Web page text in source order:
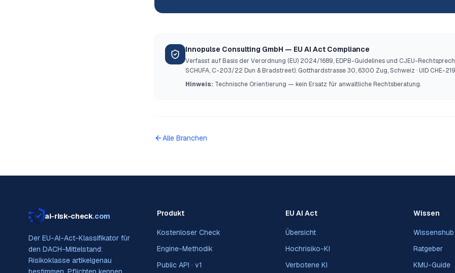
Innopulse Consulting GmbH — EU AI Act Compliance
Verfasst auf Basis der Verordnung (EU) 2024/1689, EDPB-Guidelines und CJEU-
SCHUFA, C-203/22 Dun & Bradstreet). Gotthardstrasse 30, 6300 Zug, Schweiz · UID CHE-
Hinweis: Technische Orientierung — kein Ersatz für anwaltliche Rechtsberatung.
Alle Branchen
ai-risk-check.com
Der EU-AI-Act-Klassifikator für
den DACH-Mittelstand:
Risikoklasse artikelgenau
Produkt
Kostenloser Check
Engine-Methodik
Public API · v1
EU AI Act
Übersicht
Hochrisiko-KI
Verbotene KI
Wissen
Wissenshub
Ratgeber
KMU-Guide